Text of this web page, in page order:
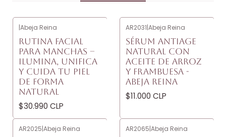
|Abeja Reina
RUTINA FACIAL
PARA MANCHAS –
ILUMINA, UNIFICA
Y CUIDA TU PIEL
DE FORMA
NATURAL
$30.990 CLP
AR2031|Abeja Reina
SÉRUM ANTIAGE
NATURAL CON
ACEITE DE ARROZ
Y FRAMBUESA -
ABEJA REINA
$11.000 CLP
AR2025|Abeja Reina AR2065|Abeja Reina